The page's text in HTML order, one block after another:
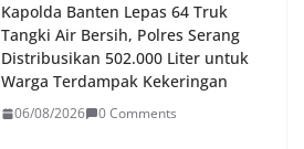
Kapolda Banten Lepas 64 Truk
Tangki Air Bersih, Polres Serang
Distribusikan 502.000 Liter untuk
Warga Terdampak Kekeringan
06/08/2026 0 Comments